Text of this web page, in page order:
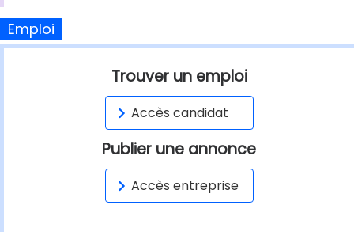
Emploi
Trouver un emploi
Accès candidat
Publier une annonce
Accès entreprise